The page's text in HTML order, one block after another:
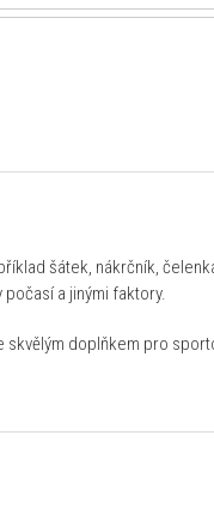
šátek, nákrčník,
a jinými faktory.
doplňkem pro